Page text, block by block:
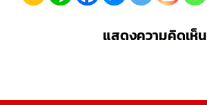
แสดงความคิดเห็น